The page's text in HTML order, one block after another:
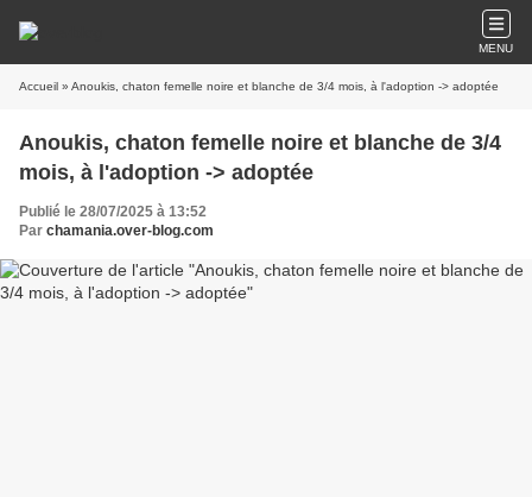
MENU
Accueil » Anoukis, chaton femelle noire et blanche de 3/4 mois, à l'adoption -> adoptée
Anoukis, chaton femelle noire et blanche de 3/4
mois, à l'adoption -> adoptée
Publié le 28/07/2025 à 13:52
Par chamania.over-blog.com